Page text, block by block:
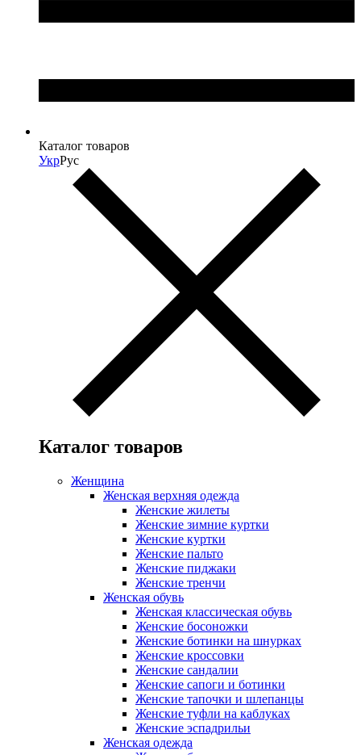
Каталог товаров
УкрРус
Каталог товаров
Женщина
Женская верхняя одежда
Женские жилеты
Женские зимние куртки
Женские куртки
Женские пальто
Женские пиджаки
Женские тренчи
Женская обувь
Женская классическая обувь
Женские босоножки
Женские ботинки на шнурках
Женские кроссовки
Женские сандалии
Женские сапоги и ботинки
Женские тапочки и шлепанцы
Женские туфли на каблуках
Женские эспадрильи
Женская одежда